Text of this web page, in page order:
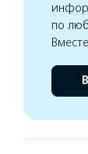
по